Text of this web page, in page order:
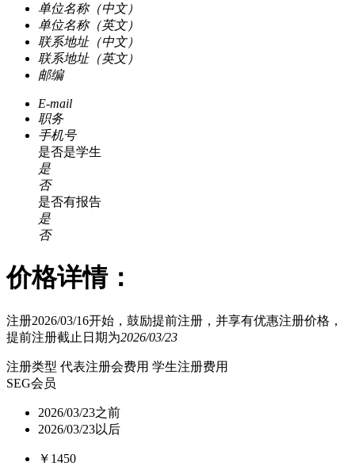
单位名称（中文）
单位名称（英文）
联系地址（中文）
联系地址（英文）
邮编
E-mail
职务
手机号
是否是学生
是
否
是否有报告
是
否
价格详情：
注册2026/03/16开始，鼓励提前注册，并享有优惠注册价格，
提前注册截止日期为2026/03/23
注册类型 代表注册会费用 学生注册费用
SEG会员
2026/03/23之前
2026/03/23以后
￥1450